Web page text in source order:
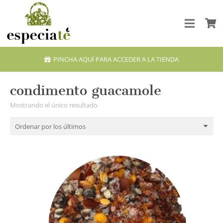
PINCHA AQUÍ PARA ACCEDER A LA TIENDA
condimento guacamole
Mostrando el único resultado